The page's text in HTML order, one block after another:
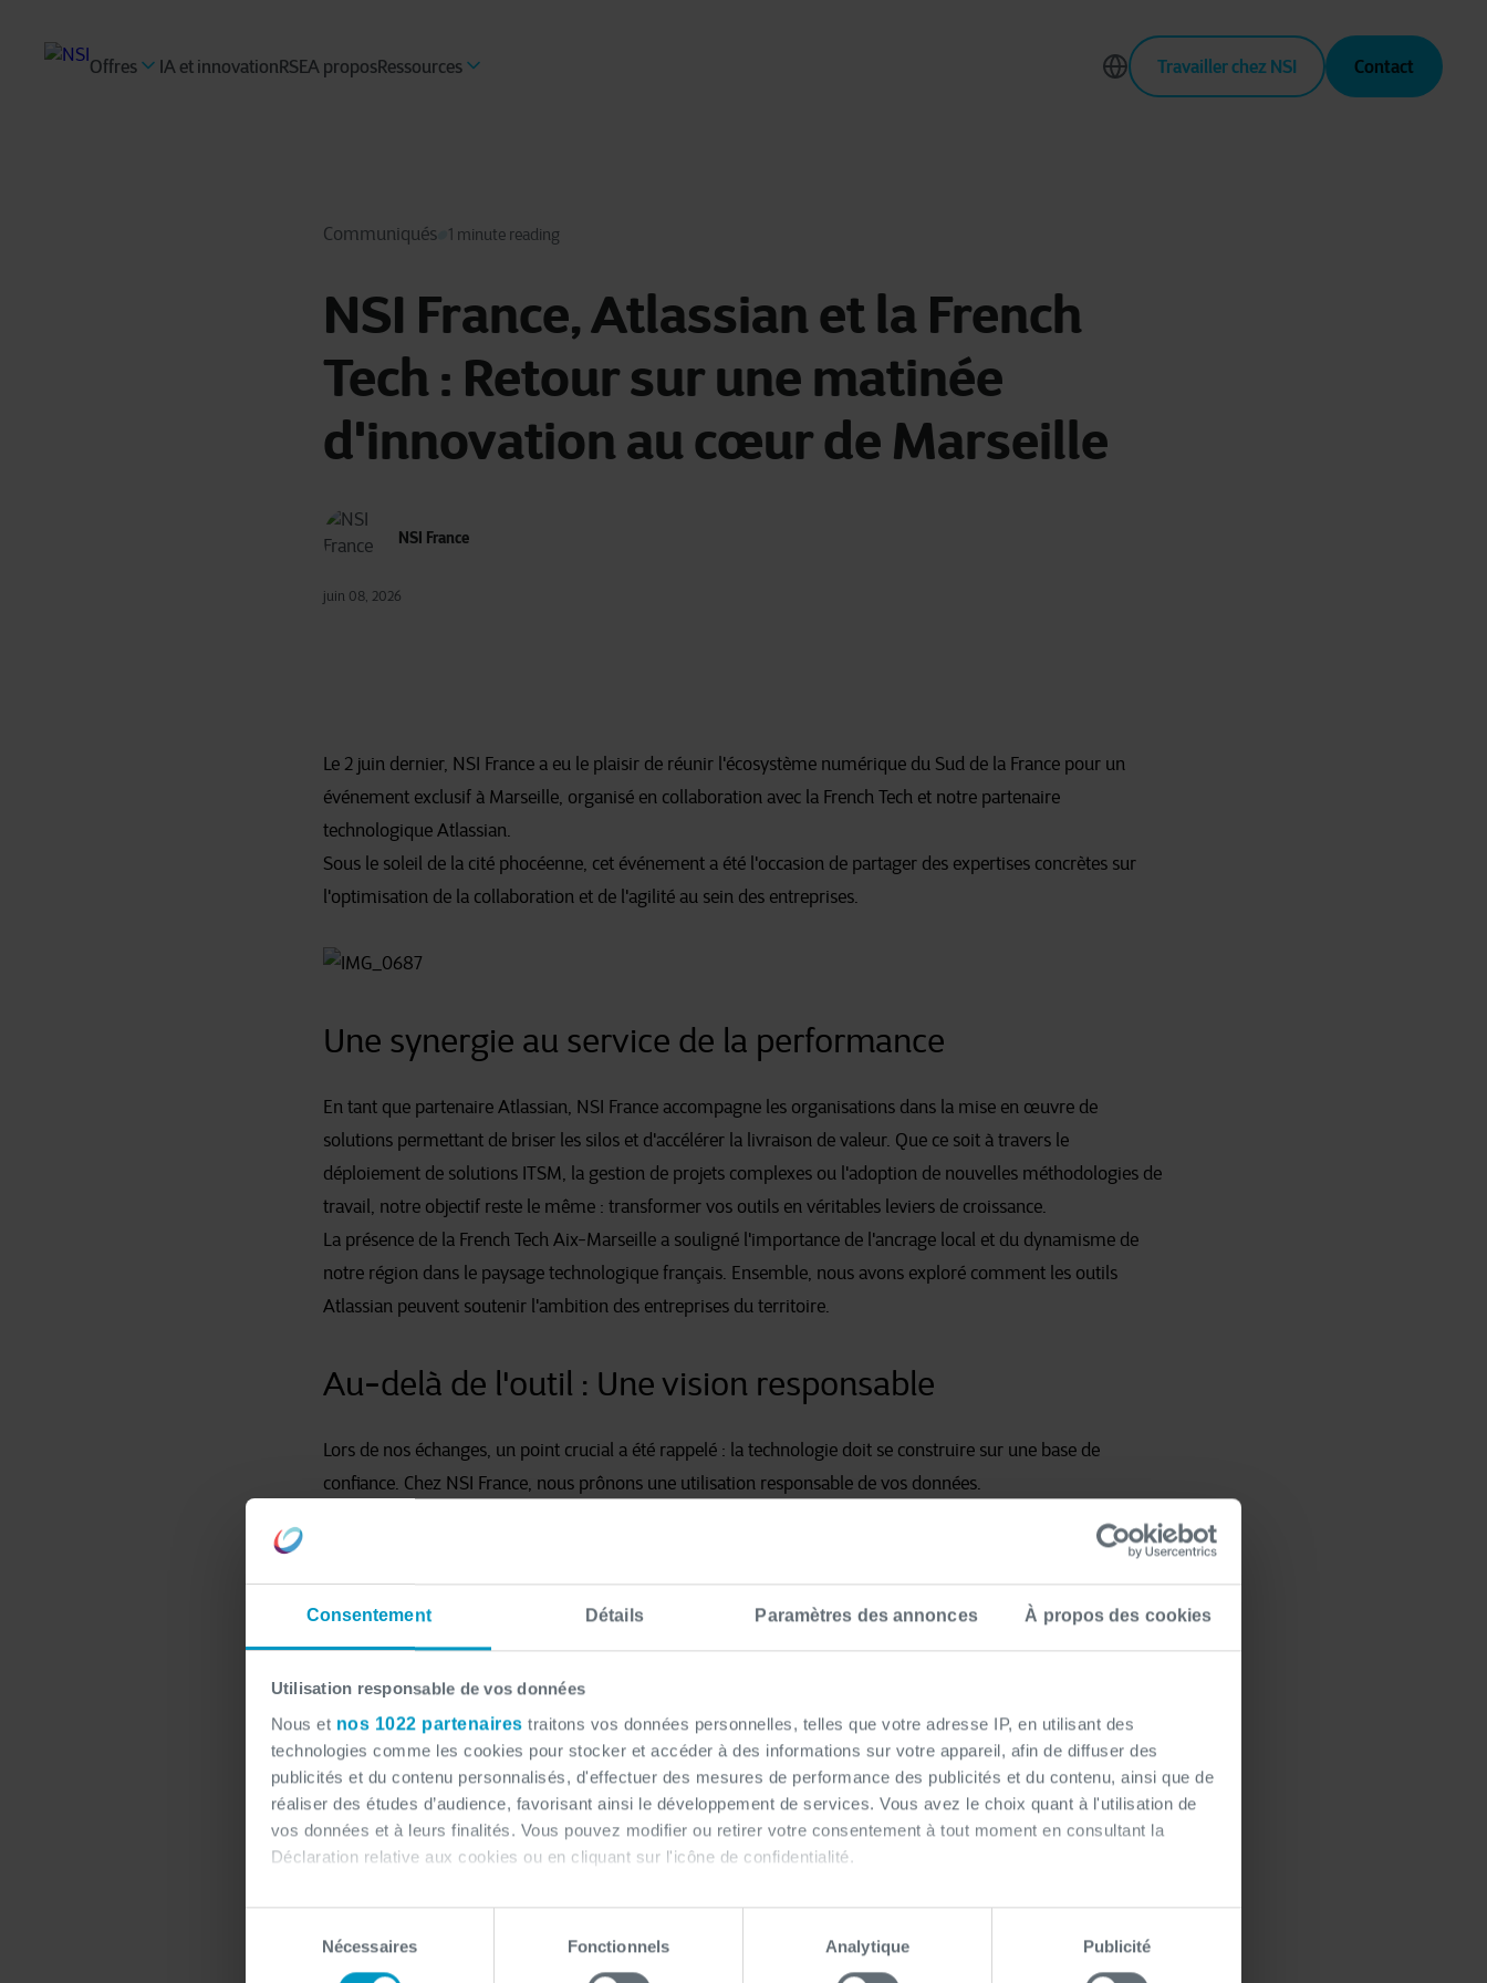
Consentement Détails Paramètres des annonces À propos des cookies
Utilisation responsable de vos données
Nous et nos 1022 partenaires traitons vos données personnelles, telles que votre adresse IP, en utilisant des
technologies comme les cookies pour stocker et accéder à des informations sur votre appareil, afin de diffuser des
publicités et du contenu personnalisés, d'effectuer des mesures de performance des publicités et du contenu, ainsi que de
réaliser des études d’audience, favorisant ainsi le développement de services. Vous avez le choix quant à l'utilisation de
vos données et à leurs finalités. Vous pouvez modifier ou retirer votre consentement à tout moment en consultant la
Déclaration relative aux cookies ou en cliquant sur l'icône de confidentialité.
Si vous le permettez, nous aimerions également :
Collecter des informations sur votre localisation géographique qui peuvent être précises à plusieurs mètres près
consentement
Nécessaires Fonctionnels Analytique Publicité
Offres IA et innovationRSEA proposRessources Travailler chez NSI Contact
Communiqués 1 minute reading
NSI France, Atlassian et la French
Tech : Retour sur une matinée
d'innovation au cœur de Marseille
NSI France
juin 08, 2026
Le 2 juin dernier, NSI France a eu le plaisir de réunir l'écosystème numérique du Sud de la France pour un
événement exclusif à Marseille, organisé en collaboration avec la French Tech et notre partenaire
technologique Atlassian.
Sous le soleil de la cité phocéenne, cet événement a été l'occasion de partager des expertises concrètes sur
l'optimisation de la collaboration et de l'agilité au sein des entreprises.
Une synergie au service de la performance
En tant que partenaire Atlassian, NSI France accompagne les organisations dans la mise en œuvre de
solutions permettant de briser les silos et d'accélérer la livraison de valeur. Que ce soit à travers le
déploiement de solutions ITSM, la gestion de projets complexes ou l'adoption de nouvelles méthodologies de
travail, notre objectif reste le même : transformer vos outils en véritables leviers de croissance.
La présence de la French Tech Aix-Marseille a souligné l'importance de l'ancrage local et du dynamisme de
notre région dans le paysage technologique français. Ensemble, nous avons exploré comment les outils
Atlassian peuvent soutenir l'ambition des entreprises du territoire.
Au-delà de l'outil : Une vision responsable
Lors de nos échanges, un point crucial a été rappelé : la technologie doit se construire sur une base de
confiance. Chez NSI France, nous prônons une utilisation responsable de vos données.
veillons à ce que chaque client conserve le choix quant à l'utilisation de ses données et à leurs finalités. Cette
culture de la transparence et du respect de la vie privée, que nous appliquons rigoureusement sur nos
plateformes web via une gestion stricte du consentement, est la pierre angulaire de notre accompagnement.
Merci à tous les participants !
Nous tenons à remercier chaleureusement tous les acteurs de la French Tech, l'équipe Atlassian et, surtout, les
entreprises présentes qui ont fait le déplacement. La richesse des échanges et la convivialité de ce moment
renforcent notre conviction. L'innovation est avant tout une aventure humaine.